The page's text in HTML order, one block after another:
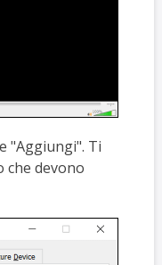
"Aggiungi". Ti
che devono